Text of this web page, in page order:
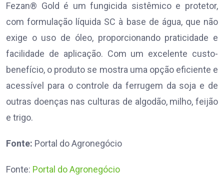
Fezan® Gold é um fungicida sistêmico e protetor,
com formulação líquida SC à base de água, que não
exige o uso de óleo, proporcionando praticidade e
facilidade de aplicação. Com um excelente custo-
benefício, o produto se mostra uma opção eficiente e
acessível para o controle da ferrugem da soja e de
outras doenças nas culturas de algodão, milho, feijão
e trigo.
Fonte: Portal do Agronegócio
Fonte: Portal do Agronegócio